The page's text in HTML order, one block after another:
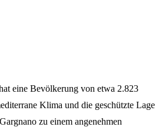
eine Bevölkerung von etwa 2.823
Klima und die geschützte Lage
zu einem angenehmen